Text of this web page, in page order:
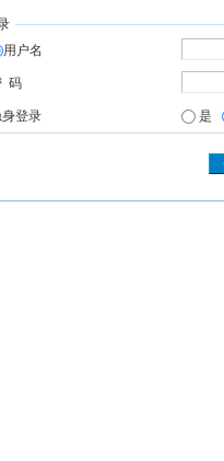
用户名
码
身登录 是